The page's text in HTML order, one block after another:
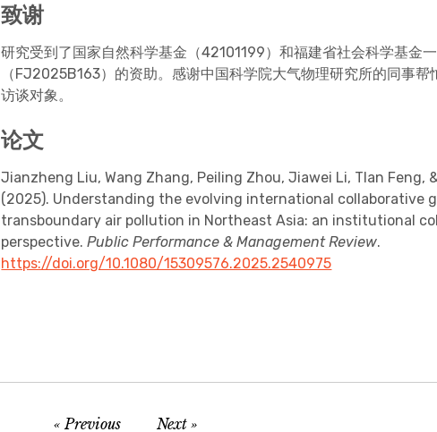
致谢
研究受到了国家自然科学基金（42101199）和福建省社会科学基金
（FJ2025B163）的资助。感谢中国科学院大气物理研究所的同事帮
访谈对象。
论文
Jianzheng Liu, Wang Zhang, Peiling Zhou, Jiawei Li, TIan Feng,
(2025). Understanding the evolving international collaborative
transboundary air pollution in Northeast Asia: an institutional
perspective.Public Performance & Management Review.
https://doi.org/10.1080/15309576.2025.2540975
Previous Next